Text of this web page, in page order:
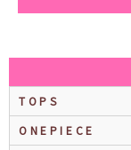
TOPS
ONEPIECE